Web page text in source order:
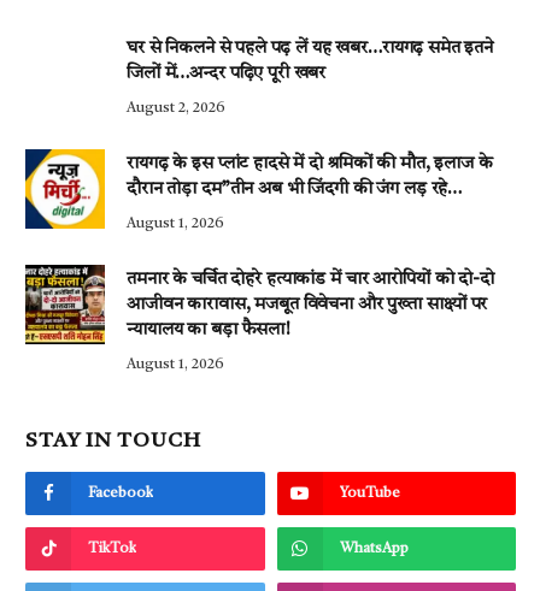
घर से निकलने से पहले पढ़ लें यह खबर…रायगढ़ समेत इतने
जिलों में…अन्दर पढ़िए पूरी खबर
August 2, 2026
रायगढ़ के इस प्लांट हादसे में दो श्रमिकों की मौत, इलाज के
दौरान तोड़ा दम”तीन अब भी जिंदगी की जंग लड़ रहे…
August 1, 2026
तमनार के चर्चित दोहरे हत्याकांड में चार आरोपियों को दो-दो
आजीवन कारावास, मजबूत विवेचना और पुख्ता साक्ष्यों पर
न्यायालय का बड़ा फैसला!
August 1, 2026
STAY IN TOUCH
Facebook YouTube
TikTok WhatsApp